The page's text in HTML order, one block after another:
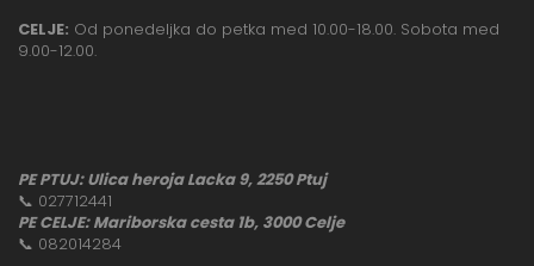
CELJE: Od ponedeljka do petka med 10.00-18.00. Sobota med
9.00-12.00.
PE PTUJ: Ulica heroja Lacka 9, 2250 Ptuj
📞 027712441
PE CELJE: Mariborska cesta 1b, 3000 Celje
📞 082014284